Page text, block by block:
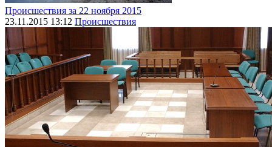
Происшествия за 22 ноября 2015
23.11.2015 13:12 Происшествия